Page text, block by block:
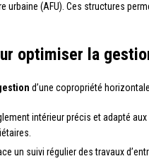
urbaine (AFU). Ces structures
optimiser la
d’une copropriété
intérieur précis et adapté
un suivi régulier des travaux